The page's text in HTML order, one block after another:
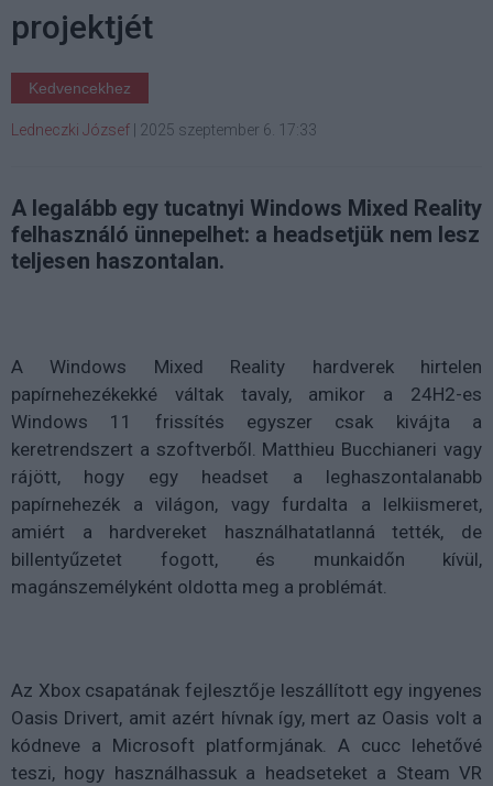
projektjét
Kedvencekhez
Ledneczki József 2025 szeptember 6. 17:33
A legalább egy tucatnyi Windows Mixed Reality
felhasználó ünnepelhet: a headsetjük nem lesz
teljesen haszontalan.
A Windows Mixed Reality hardverek hirtelen
papírnehezékekké váltak tavaly, amikor a 24H2-es
Windows 11 frissítés egyszer csak kivájta a
keretrendszert a szoftverből. Matthieu Bucchianeri vagy
rájött, hogy egy headset a leghaszontalanabb
papírnehezék a világon, vagy furdalta a lelkiismeret,
amiért a hardvereket használhatatlanná tették, de
billentyűzetet fogott, és munkaidőn kívül,
magánszemélyként oldotta meg a problémát.
Az Xbox csapatának fejlesztője leszállított egy ingyenes
Oasis Drivert, amit azért hívnak így, mert az Oasis volt a
kódneve a Microsoft platformjának. A cucc lehetővé
teszi, hogy használhassuk a headseteket a Steam VR